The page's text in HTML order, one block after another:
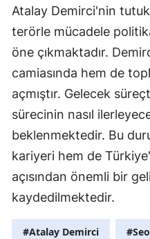
Atalay Demirci'nin
terörle mücadele
öne çıkmaktadır.
camiasında hem de
açmıştır. Gelecek
sürecinin nasıl
beklenmektedir. Bu
kariyeri hem de
açısından önemli bir
kaydedilmektedir.
#Atalay Demirci